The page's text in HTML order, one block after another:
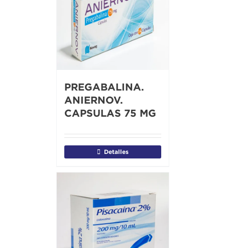
PREGABALINA.
ANIERNOV.
CAPSULAS 75 MG
Detalles